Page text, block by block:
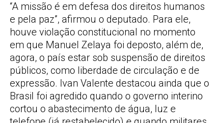
“A missão é em defesa dos direitos humanos
e pela paz”, afirmou o deputado. Para ele,
houve violação constitucional no momento
em que Manuel Zelaya foi deposto, além de,
agora, o país estar sob suspensão de direitos
públicos, como liberdade de circulação e de
expressão. Ivan Valente destacou ainda que o
Brasil foi agredido quando o governo interino
cortou o abastecimento de água, luz e